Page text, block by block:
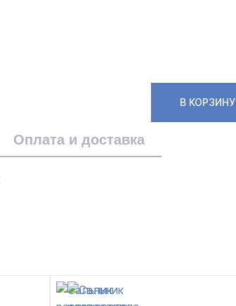
В КОРЗИНУ
Оплата и доставка